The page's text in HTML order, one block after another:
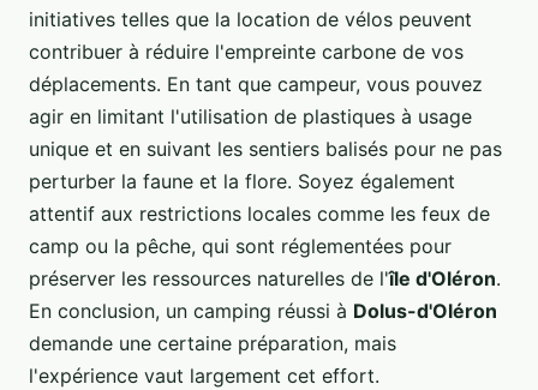
initiatives telles que la location de vélos peuvent
contribuer à réduire l'empreinte carbone de vos
déplacements. En tant que campeur, vous pouvez
agir en limitant l'utilisation de plastiques à usage
unique et en suivant les sentiers balisés pour ne pas
perturber la faune et la flore. Soyez également
attentif aux restrictions locales comme les feux de
camp ou la pêche, qui sont réglementées pour
préserver les ressources naturelles de l'île d'Oléron.
En conclusion, un camping réussi à Dolus-d'Oléron
demande une certaine préparation, mais
l'expérience vaut largement cet effort.